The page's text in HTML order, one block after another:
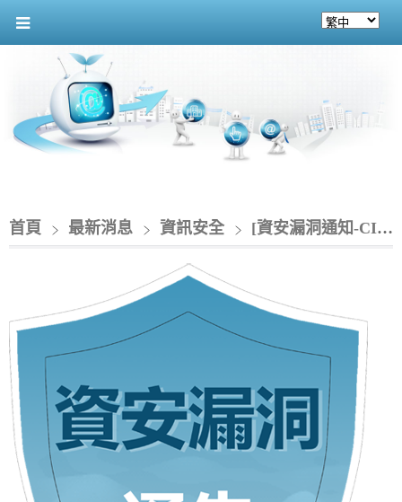
首頁 最新消息 資訊安全 [資安漏洞通知-CIO]_IBM WebSphere 產品存在多個漏洞